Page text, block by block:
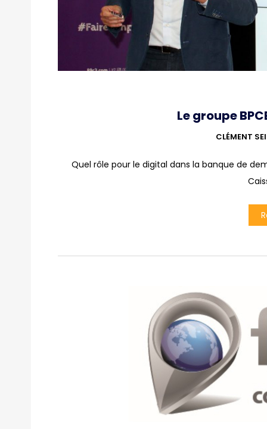
Le groupe
CLÉMENT
Quel rôle pour le digital dans la banque de